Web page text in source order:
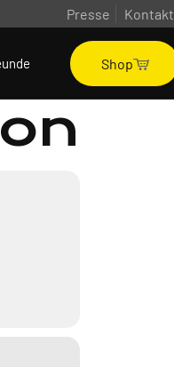
Presse Kontakt
Shop